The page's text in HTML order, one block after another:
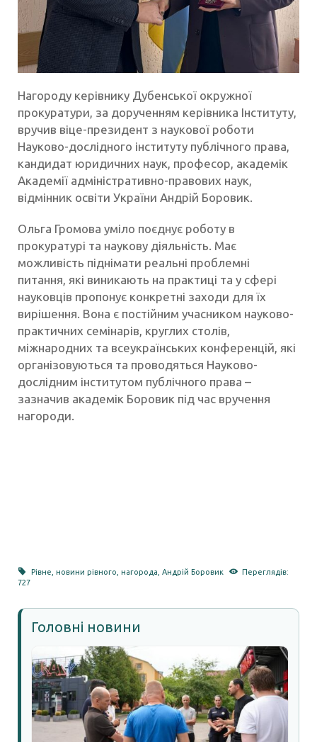
Нагороду керівнику Дубенської окружної
прокуратури, за дорученням керівника Інституту,
вручив віце-президент з наукової роботи
Науково-дослідного інституту публічного права,
кандидат юридичних наук, професор, академік
Академії адміністративно-правових наук,
відмінник освіти України Андрій Боровик.
Ольга Громова уміло поєднує роботу в
прокуратурі та наукову діяльність. Має
можливість піднімати реальні проблемні
питання, які виникають на практиці та у сфері
науковців пропонує конкретні заходи для їх
вирішення. Вона є постійним учасником науково-
практичних семінарів, круглих столів,
міжнародних та всеукраїнських конференцій, які
організовуються та проводяться Науково-
дослідним інститутом публічного права –
зазначив академік Боровик під час вручення
нагороди.
Рівне ,новини рівного ,нагорода ,Андрій Боровик
Переглядів:
727
Головні новини